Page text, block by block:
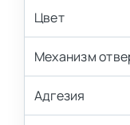
Цвет
Механизм
Адгезия